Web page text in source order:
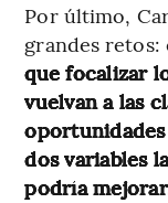
Por último,
grandes retos:
que focalizar
vuelvan a las
dos variables
podría